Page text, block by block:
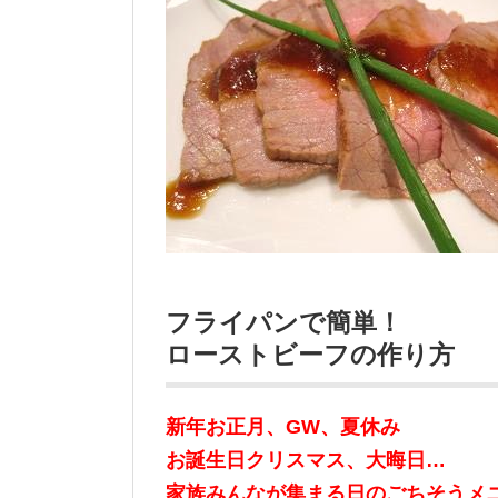
フライパンで簡単！
ローストビーフの作り方
新年お正月、GW、夏休み
お誕生日クリスマス、大晦日…